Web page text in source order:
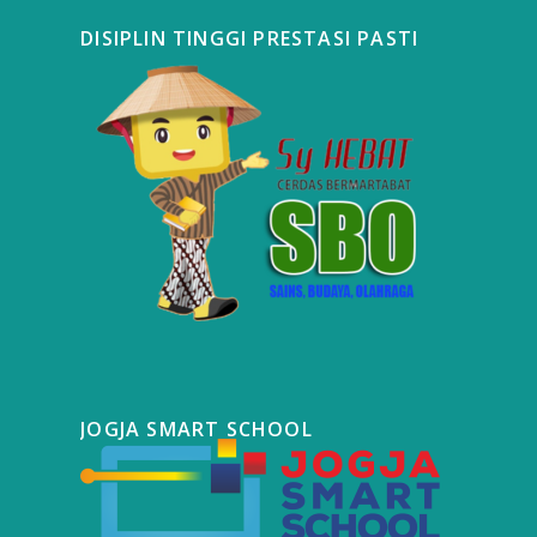
DISIPLIN TINGGI PRESTASI PASTI
JOGJA SMART SCHOOL